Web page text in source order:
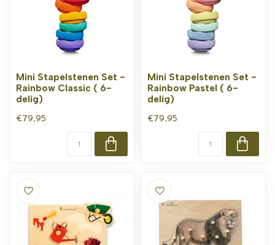
Mini Stapelstenen Set -
Rainbow Classic ( 6-
delig)
€79,95
Mini Stapelstenen Set -
Rainbow Pastel ( 6-
delig)
€79,95